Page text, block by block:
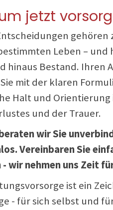
jetzt
gehören
Leben – und
hinaus Bestand. Ihren
mit der klaren
Halt und Orientierung
und der Trauer.
wir Sie
Vereinbaren Sie
- wir nehmen uns Zeit
ist ein
- für sich selbst und